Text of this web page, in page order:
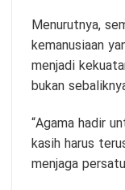
Menurutnya,
kemanusiaan
menjadi
bukan
“Agama hadir
kasih harus
menjaga